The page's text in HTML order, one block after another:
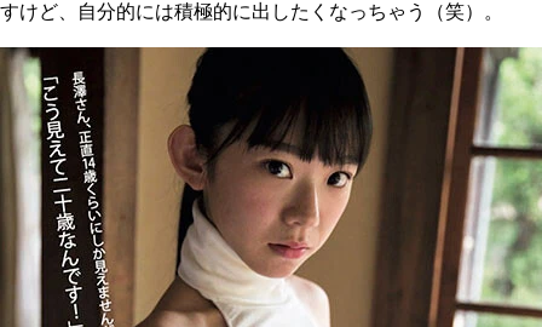
すけど、自分的には積極的に出したくなっちゃう（笑）。